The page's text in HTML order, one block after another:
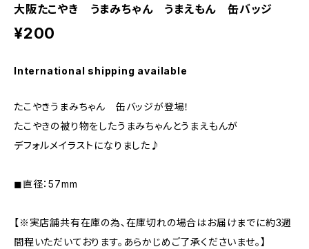
大阪たこやき うまみちゃん うまえもん 缶バッジ
¥200
International shipping available
たこやきうまみちゃん 缶バッジが登場！
たこやきの被り物をしたうまみちゃんとうまえもんが
デフォルメイラストになりました♪
◼︎直径：57mm
【※実店舗共有在庫の為、在庫切れの場合はお届けまでに約3週
間程いただいております。あらかじめご了承くださいませ。】